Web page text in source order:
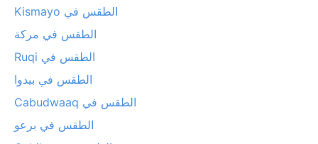
الطقس في Kismayo
الطقس في مركة‎
الطقس في Ruqi
الطقس في بيدوا
الطقس في Cabudwaaq
الطقس في برعو